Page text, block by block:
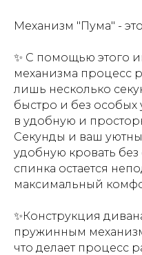
Механизм "Пума" -
✨ С помощью этого
механизма процесс
лишь несколько
быстро и без особых
в удобную и
Секунды и ваш
удобную кровать
спинка остается
максимальный
✨Конструкция
пружинным
что делает процесс